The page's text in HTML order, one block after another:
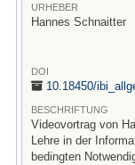
URHEBER
Hannes Schnaitter
DOI
10.18450/
BESCHRIFTUNG
Videovortrag von
Lehre in der
bedingten